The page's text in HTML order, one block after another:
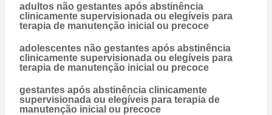
adultos não gestantes após abstinência
clinicamente supervisionada ou elegíveis para
terapia de manutenção inicial ou precoce
adolescentes não gestantes após abstinência
clinicamente supervisionada ou elegíveis para
terapia de manutenção inicial ou precoce
gestantes após abstinência clinicamente
supervisionada ou elegíveis para terapia de
manutenção inicial ou precoce